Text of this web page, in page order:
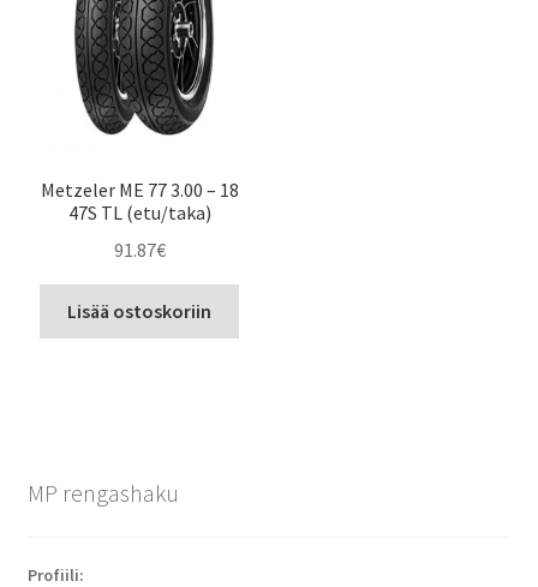
Metzeler ME 77 3.00 – 18
47S TL (etu/taka)
91.87€
Lisää ostoskoriin
MP rengashaku
Profiili: